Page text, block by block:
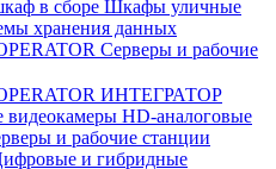
в сборе Шкафы уличные
хранения данных
Серверы и рабочие
ИНТЕГРАТОР
видеокамеры HD-аналоговые
и рабочие станции
и гибридные